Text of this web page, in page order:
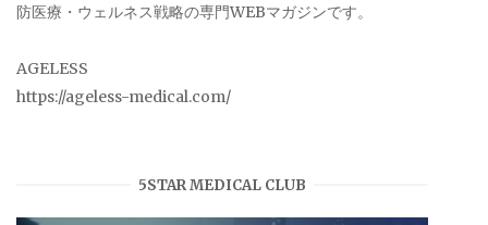
防医療・ウェルネス戦略の専門WEBマガジンです。
AGELESS
https://ageless-medical.com/
5STAR MEDICAL CLUB